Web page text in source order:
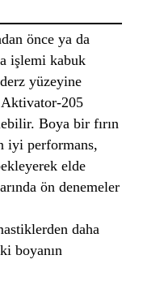
önce ya da
işlemi kabuk
yüzeyine
205
Boya bir fırın
iyi performans,
elde
ön denemeler
daha
boyanın